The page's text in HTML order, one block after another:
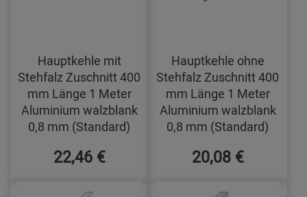
Hauptkehle mit
Stehfalz Zuschnitt 400
mm Länge 1 Meter
Aluminium walzblank
0,8 mm (Standard)
22,46 €
Hauptkehle ohne
Stehfalz Zuschnitt 400
mm Länge 1 Meter
Aluminium walzblank
0,8 mm (Standard)
20,08 €